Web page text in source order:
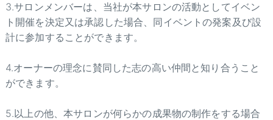
3.サロンメンバーは、当社が本サロンの活動としてイベン
ト開催を決定又は承認した場合、同イベントの発案及び設
計に参加することができます。
4.オーナーの理念に賛同した志の高い仲間と知り合うこと
ができます。
5.以上の他、本サロンが何らかの成果物の制作をする場合